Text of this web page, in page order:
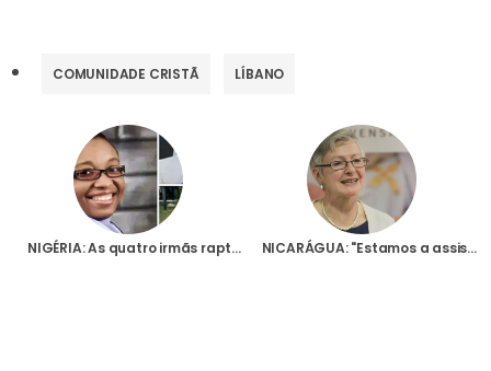
COMUNIDADE CRISTÃ LÍBANO
NIGÉRIA: As quatro irmãs raptadas no sudeste do país foram libertadas NICARÁGUA: "Estamos a assistir a uma tentativa de silenciar a Igreja na Nicarágua"